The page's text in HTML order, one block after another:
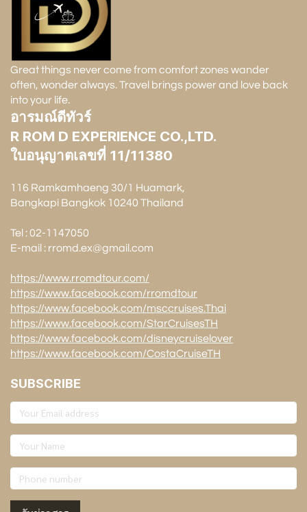
Great things never come from comfort zones wander
often, wonder always. Travel brings power and love back
into your life.
อารมณ์ดีทัวร์
R ROM D EXPERIENCE CO.,LTD.
ใบอนุญาตเลขที่ 11/11380
116 Ramkamhaeng 30/1 Huamark,
Bangkapi Bangkok 10240 Thailand
Tel : 02-1147050
E-mail : rromd.ex@gmail.com
https://www.rromdtour.com/
https://www.facebook.com/rromdtour
https://www.facebook.com/msccruises.Thai
https://www.facebook.com/StarCruisesTH
https://www.facebook.com/disneycruiselover
https://www.facebook.com/CostaCruiseTH
SUBSCRIBE